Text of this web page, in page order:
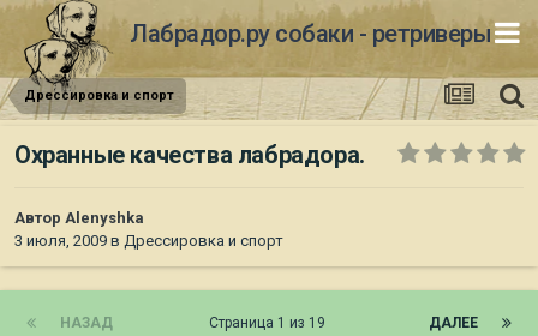
Лабрадор.ру собаки - ретриверы
Дрессировка и спорт
Охранные качества лабрадора.
Автор Alenyshka
3 июля, 2009 в Дрессировка и спорт
НАЗАД ДАЛЕЕ
Страница 1 из 19